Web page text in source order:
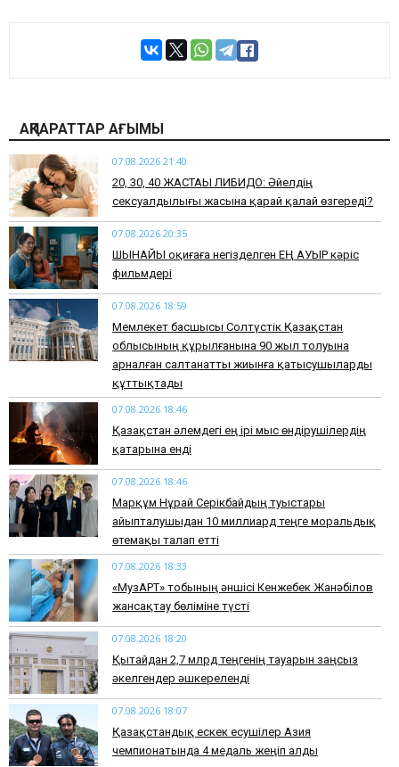
АҚПАРАТТАР АҒЫМЫ
07.08.2026 21:40
​20, 30, 40 ЖАСТАҒЫ ЛИБИДО: Әйелдің
сексуалдылығы жасына қарай қалай өзгереді?
07.08.2026 20:35
​ШЫНАЙЫ оқиғаға негізделген ЕҢ АУЫР кәріс
фильмдері
07.08.2026 18:59
Мемлекет басшысы Солтүстік Қазақстан
облысының құрылғанына 90 жыл толуына
арналған салтанатты жиынға қатысушыларды
құттықтады
07.08.2026 18:46
Қазақстан әлемдегі ең ірі мыс өндірушілердің
қатарына енді
07.08.2026 18:46
Марқұм Нұрай Серікбайдың туыстары
айыпталушыдан 10 миллиард теңге моральдық
өтемақы талап етті
07.08.2026 18:33
«МузАРТ» тобының әншісі Кенжебек Жанәбілов
жансақтау бөліміне түсті
07.08.2026 18:20
Қытайдан 2,7 млрд теңгенің тауарын заңсыз
әкелгендер әшкереленді
07.08.2026 18:07
Қазақстандық ескек есушілер Азия
чемпионатында 4 медаль жеңіп алды